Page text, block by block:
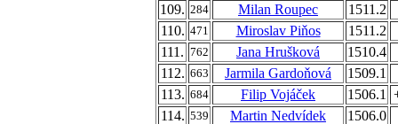
109. 284 Milan Roupec
1511.2
110. 471 Miroslav Piňos
1511.2
111. 762 Jana Hrušková
1510.4
112. 663 Jarmila Gardoňová
1509.1
113. 684 Filip Vojáček 1506.1
114. 539 Martin Nedvídek
1506.0